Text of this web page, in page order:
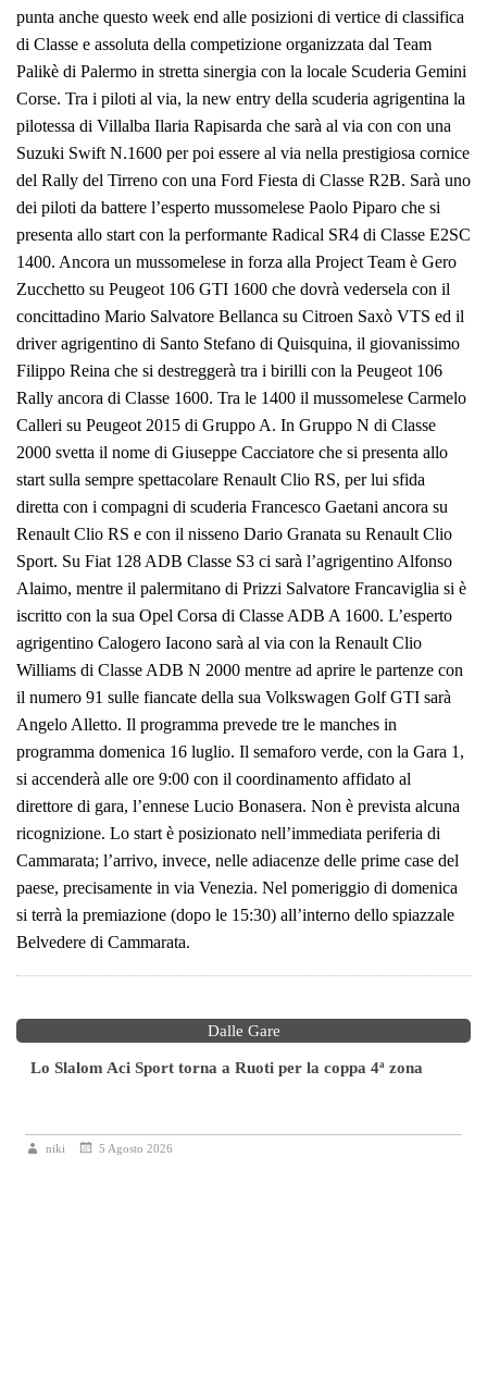
punta anche questo week end alle posizioni di vertice di classifica
di Classe e assoluta della competizione organizzata dal Team
Palikè di Palermo in stretta sinergia con la locale Scuderia Gemini
Corse. Tra i piloti al via, la new entry della scuderia agrigentina la
pilotessa di Villalba Ilaria Rapisarda che sarà al via con con una
Suzuki Swift N.1600 per poi essere al via nella prestigiosa cornice
del Rally del Tirreno con una Ford Fiesta di Classe R2B. Sarà uno
dei piloti da battere l’esperto mussomelese Paolo Piparo che si
presenta allo start con la performante Radical SR4 di Classe E2SC
1400. Ancora un mussomelese in forza alla Project Team è Gero
Zucchetto su Peugeot 106 GTI 1600 che dovrà vedersela con il
concittadino Mario Salvatore Bellanca su Citroen Saxò VTS ed il
driver agrigentino di Santo Stefano di Quisquina, il giovanissimo
Filippo Reina che si destreggerà tra i birilli con la Peugeot 106
Rally ancora di Classe 1600. Tra le 1400 il mussomelese Carmelo
Calleri su Peugeot 2015 di Gruppo A. In Gruppo N di Classe
2000 svetta il nome di Giuseppe Cacciatore che si presenta allo
start sulla sempre spettacolare Renault Clio RS, per lui sfida
diretta con i compagni di scuderia Francesco Gaetani ancora su
Renault Clio RS e con il nisseno Dario Granata su Renault Clio
Sport. Su Fiat 128 ADB Classe S3 ci sarà l’agrigentino Alfonso
Alaimo, mentre il palermitano di Prizzi Salvatore Francaviglia si è
iscritto con la sua Opel Corsa di Classe ADB A 1600. L’esperto
agrigentino Calogero Iacono sarà al via con la Renault Clio
Williams di Classe ADB N 2000 mentre ad aprire le partenze con
il numero 91 sulle fiancate della sua Volkswagen Golf GTI sarà
Angelo Alletto. Il programma prevede tre le manches in
programma domenica 16 luglio. Il semaforo verde, con la Gara 1,
si accenderà alle ore 9:00 con il coordinamento affidato al
direttore di gara, l’ennese Lucio Bonasera. Non è prevista alcuna
ricognizione. Lo start è posizionato nell’immediata periferia di
Cammarata; l’arrivo, invece, nelle adiacenze delle prime case del
paese, precisamente in via Venezia. Nel pomeriggio di domenica
si terrà la premiazione (dopo le 15:30) all’interno dello spiazzale
Belvedere di Cammarata.
Dalle Gare
Lo Slalom Aci Sport torna a Ruoti per la coppa 4ª zona
niki 5 Agosto 2026